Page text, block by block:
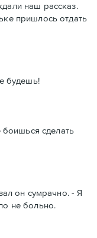
наш рассказ.
пришлось отдать
будешь!
сделать
он сумрачно. - Я
не больно.